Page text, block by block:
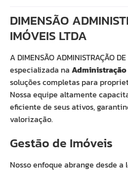
DIMENSÃO
IMÓVEIS LTDA
A DIMENSÃO ADMINISTRAÇÃO
especializada na Administração
soluções completas para
Nossa equipe altamente
eficiente de seus ativos,
valorização.
Gestão de Imóveis
Nosso enfoque abrange desde a